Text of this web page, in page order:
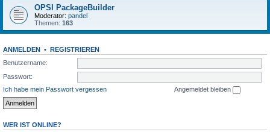
OPSI PackageBuilder
Moderator: pandel
Themen: 163
ANMELDEN • REGISTRIEREN
Benutzername:
Passwort:
Ich habe mein Passwort vergessen
Angemeldet bleiben
WER IST ONLINE?